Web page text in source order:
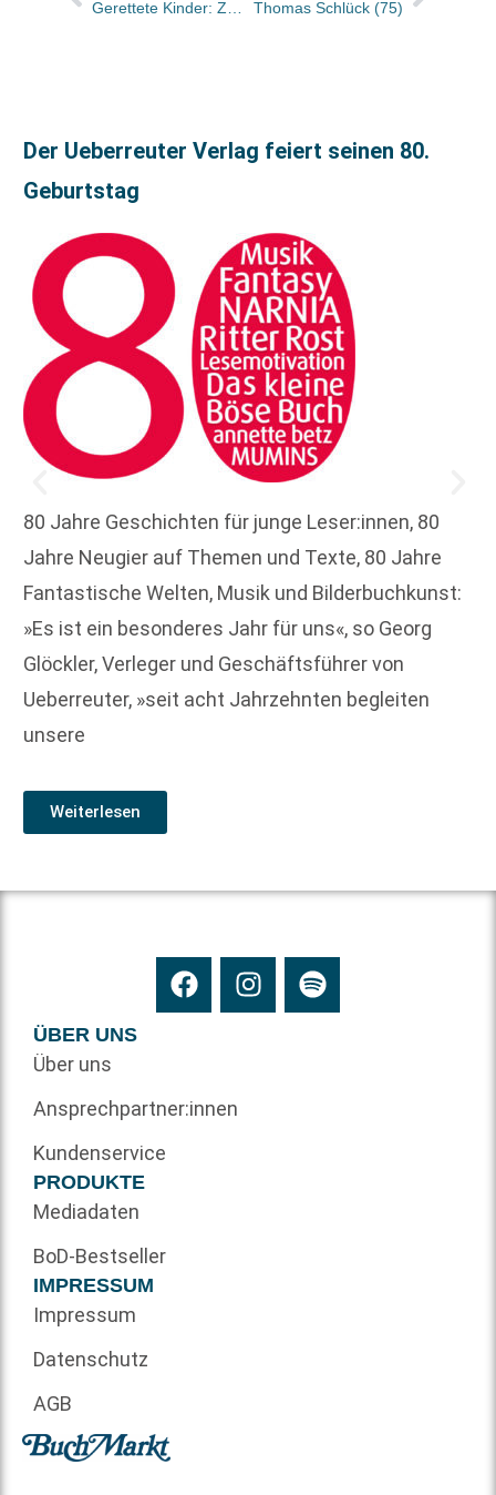
Gerettete Kinder: Zeugnisse in der Exil-Ausstellung und in einem Buch Thomas Schlück (75)
Der Ueberreuter Verlag feiert seinen 80.
Geburtstag
80 Jahre Geschichten für junge Leser:innen, 80
Jahre Neugier auf Themen und Texte, 80 Jahre
Fantastische Welten, Musik und Bilderbuchkunst:
»Es ist ein besonderes Jahr für uns«, so Georg
Glöckler, Verleger und Geschäftsführer von
Ueberreuter, »seit acht Jahrzehnten begleiten
unsere
Weiterlesen
ÜBER UNS
Über uns
Ansprechpartner:innen
Kundenservice
PRODUKTE
Mediadaten
BoD-Bestseller
IMPRESSUM
Impressum
Datenschutz
AGB